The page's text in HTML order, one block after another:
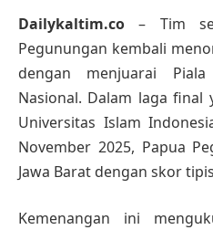
Dailykaltim.co – Tim
Pegunungan kembali
dengan menjuarai
Nasional. Dalam laga final
Universitas Islam
November 2025, Papua
Jawa Barat dengan skor
Kemenangan ini